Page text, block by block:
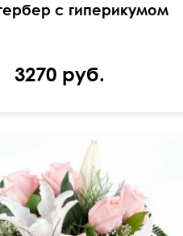
с гиперикумом
3270 руб.